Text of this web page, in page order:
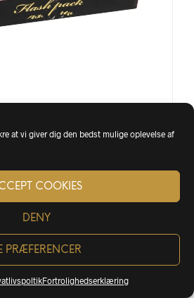
at vi giver dig den bedst mulige oplevelse af
COOKIES
DENY
PRÆFERENCER
Fortrolighedserklæring
STØRRELSER